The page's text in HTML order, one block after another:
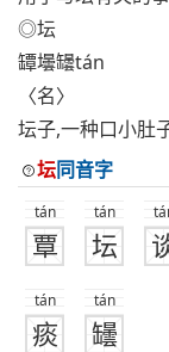
◎坛
罈壜罎tán
〈名〉
坛子,一种口小肚
坛同音字
tán
覃
tán
坛
tán
痰
tán
罎